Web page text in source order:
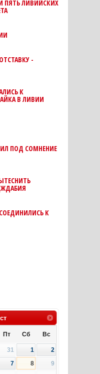
ПЯТЬ ЛИВИЙСКИХ
-
К
В ЛИВИИ
ПОД СОМНЕНИЕ
К
Пт Сб Вс
31 1
2
7 8
9